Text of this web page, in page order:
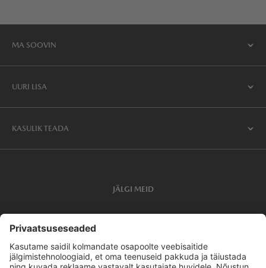
MA SOOVIN
UURI LISA
KASULIK TEADA
JÄLGI MEID